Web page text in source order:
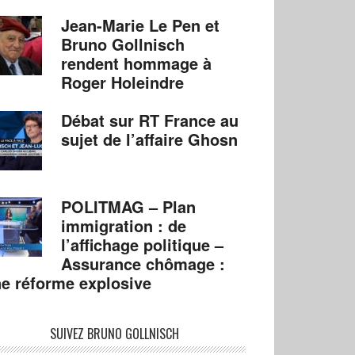
Jean-Marie Le Pen et
Bruno Gollnisch
rendent hommage à
Roger Holeindre
Débat sur RT France au
sujet de l’affaire Ghosn
POLITMAG – Plan
immigration : de
l’affichage politique –
Assurance chômage :
réforme explosive
SUIVEZ BRUNO GOLLNISCH